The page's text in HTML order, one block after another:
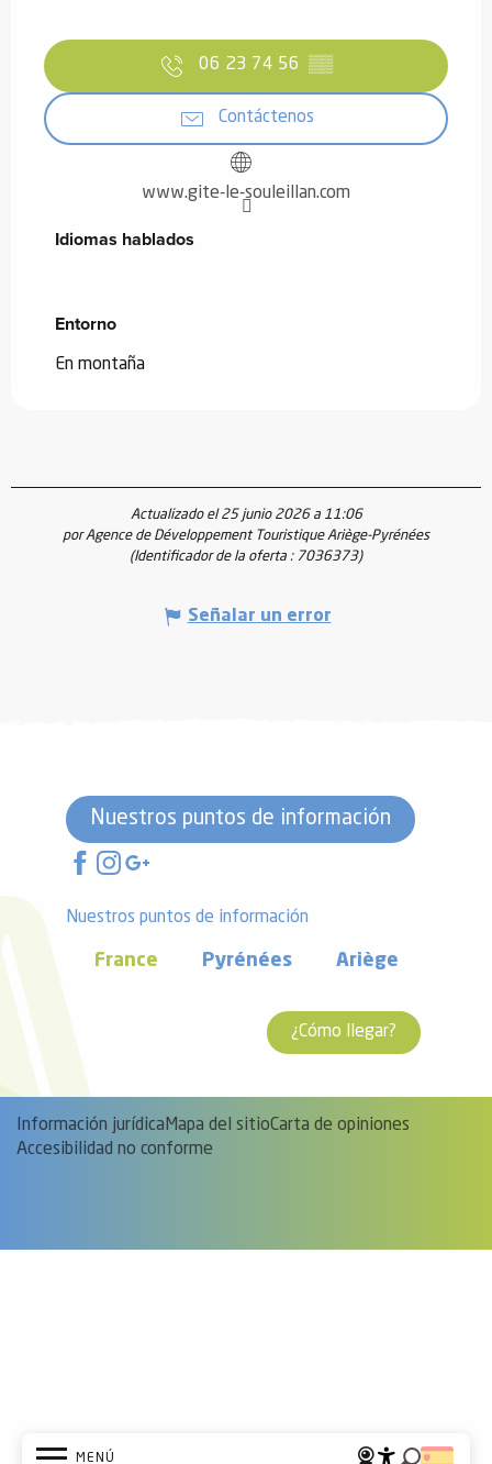
MENÚ
06 23 74 56 ▒▒
Contáctenos
www.gite-le-souleillan.com
Idiomas hablados
Idiomas hablados
Entorno
Entorno
En montaña
Actualizado el 25 junio 2026 a 11:06
por Agence de Développement Touristique Ariège-Pyrénées
(Identificador de la oferta : 7036373)
Señalar un error
Nuestros puntos de información
Nuestros puntos de información
France Pyrénées Ariège
¿Cómo llegar?
Información jurídica Mapa del sitioCarta de opiniones
Accesibilidad no conforme